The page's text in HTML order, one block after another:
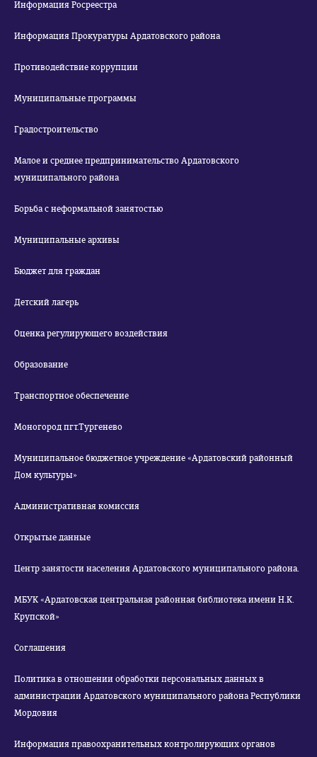
Информация Росреестра
Информация Прокуратуры Ардатовского района
Противодействие коррупции
Муниципальные программы
Градостроительство
Малое и среднее предпринимательство Ардатовского
муниципального района
Борьба с неформальной занятостью
Муниципальные архивы
Бюджет для граждан
Детский лагерь
Оценка регулирующего воздействия
Образование
Транспортное обеспечение
Моногород пгт.Тургенево
Муниципальное бюджетное учреждение «Ардатовский районный
Дом культуры»
Административная комиссия
Открытые данные
Центр занятости населения Ардатовского муниципального района.
МБУК «Ардатовская центральная районная библиотека имени Н.К.
Крупской»
Соглашения
Политика в отношении обработки персональных данных в
администрации Ардатовского муниципального района Республики
Мордовия
Информация правоохранительных контролирующих органов